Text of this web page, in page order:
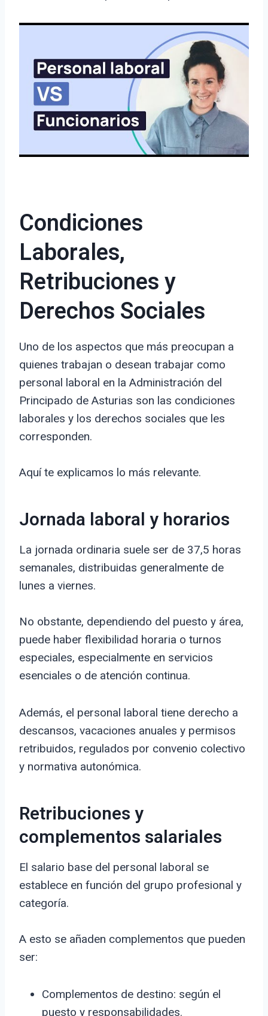
Condiciones
Laborales,
Retribuciones y
Derechos Sociales
Uno de los aspectos que más preocupan a
quienes trabajan o desean trabajar como
personal laboral en la Administración del
Principado de Asturias son las condiciones
laborales y los derechos sociales que les
corresponden.
Aquí te explicamos lo más relevante.
Jornada laboral y horarios
La jornada ordinaria suele ser de 37,5 horas
semanales, distribuidas generalmente de
lunes a viernes.
No obstante, dependiendo del puesto y área,
puede haber flexibilidad horaria o turnos
especiales, especialmente en servicios
esenciales o de atención continua.
Además, el personal laboral tiene derecho a
descansos, vacaciones anuales y permisos
retribuidos, regulados por convenio colectivo
y normativa autonómica.
Retribuciones y
complementos salariales
El salario base del personal laboral se
establece en función del grupo profesional y
categoría.
A esto se añaden complementos que pueden
ser:
Complementos de destino: según el
puesto y responsabilidades.